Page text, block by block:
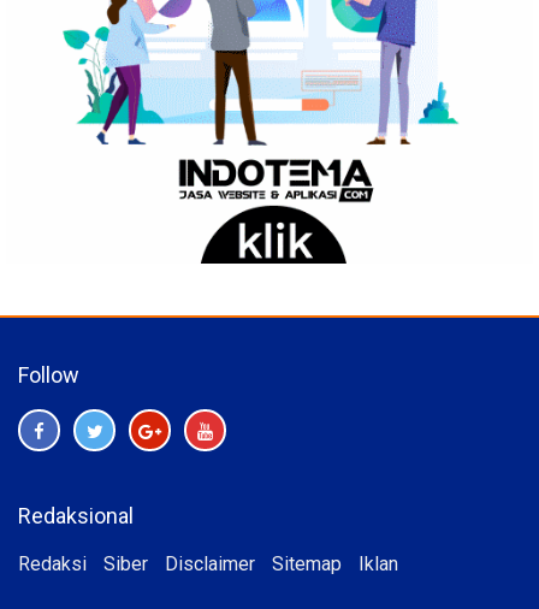
Follow
Redaksional
Redaksi Siber Disclaimer Sitemap Iklan